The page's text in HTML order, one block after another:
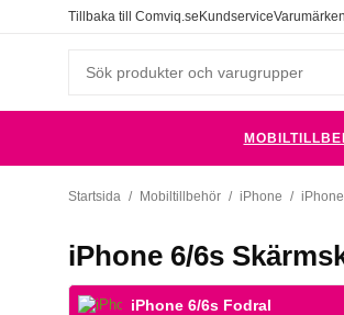
Tillbaka till Comviq.seKundserviceVarumärken
Startsida / Mobiltillbehör / iPhone /
iPhone 6/6s
iPhone 6/6s Fodral